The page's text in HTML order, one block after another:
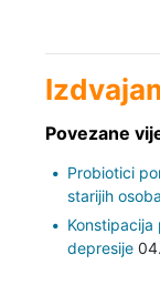
Povezane
Probiotici
starijih osoba
depresije